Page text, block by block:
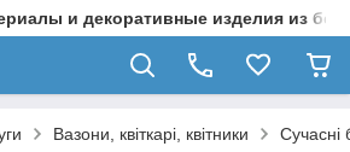
и декоративные изделия из
Вазони, квіткарі, квітники Сучасні